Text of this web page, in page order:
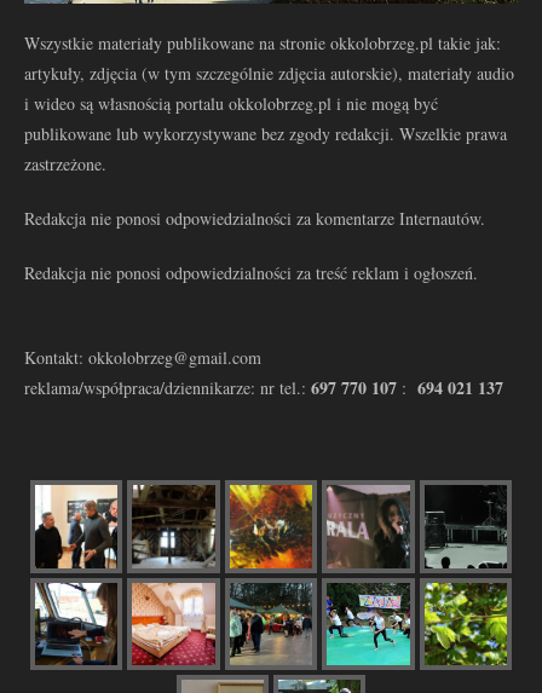
Wszystkie materiały publikowane na stronie okkolobrzeg.pl takie jak:
artykuły, zdjęcia (w tym szczególnie zdjęcia autorskie), materiały audio
i wideo są własnością portalu okkolobrzeg.pl i nie mogą być
publikowane lub wykorzystywane bez zgody redakcji. Wszelkie prawa
zastrzeżone.
Redakcja nie ponosi odpowiedzialności za komentarze Internautów.
Redakcja nie ponosi odpowiedzialności za treść reklam i ogłoszeń.
Kontakt: okkolobrzeg@gmail.com
reklama/współpraca/dziennikarze: nr tel.: 697 770 107 : 694 021 137